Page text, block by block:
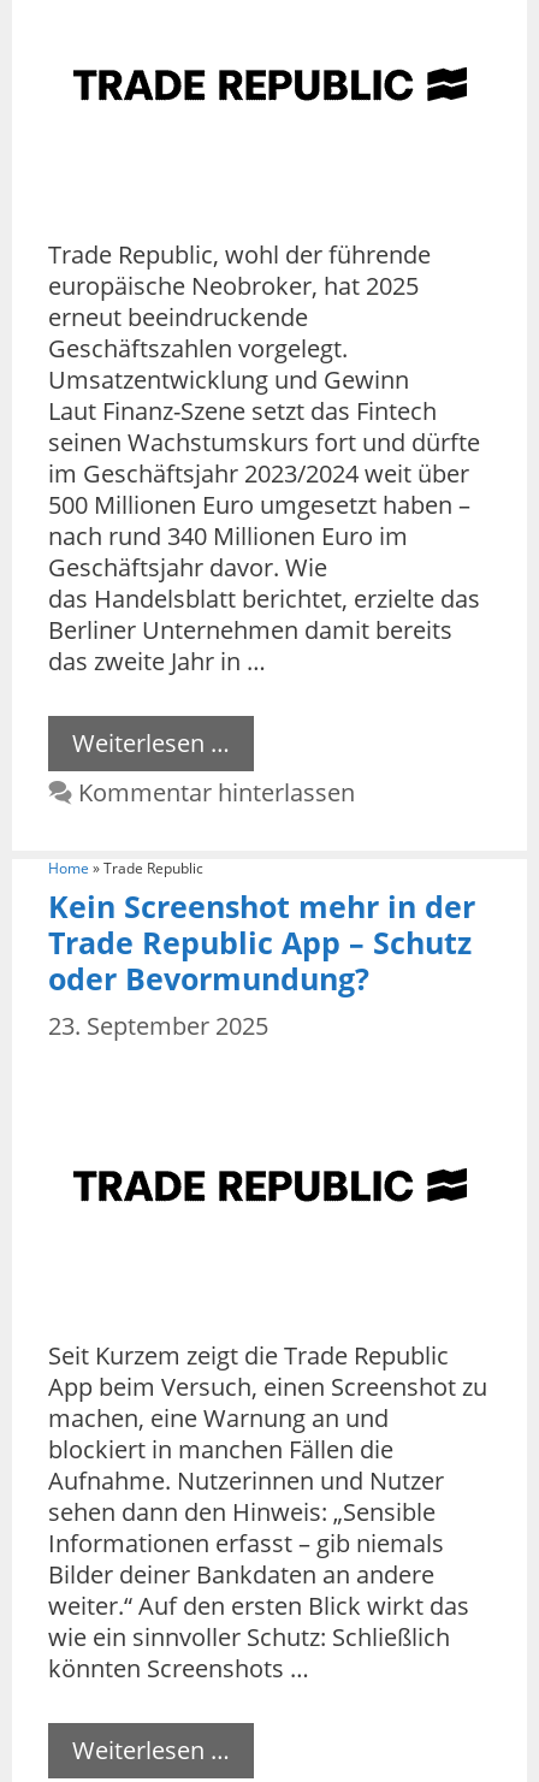
Trade Republic, wohl der führende
europäische Neobroker, hat 2025
erneut beeindruckende
Geschäftszahlen vorgelegt.
Umsatzentwicklung und Gewinn
Laut Finanz-Szene setzt das Fintech
seinen Wachstumskurs fort und dürfte
im Geschäftsjahr 2023/2024 weit über
500 Millionen Euro umgesetzt haben –
nach rund 340 Millionen Euro im
Geschäftsjahr davor. Wie
das Handelsblatt berichtet, erzielte das
Berliner Unternehmen damit bereits
das zweite Jahr in …
Weiterlesen …
Kommentar hinterlassen
Home »Trade Republic
Kein Screenshot mehr in der
Trade Republic App – Schutz
oder Bevormundung?
23. September 2025
Seit Kurzem zeigt die Trade Republic
App beim Versuch, einen Screenshot zu
machen, eine Warnung an und
blockiert in manchen Fällen die
Aufnahme. Nutzerinnen und Nutzer
sehen dann den Hinweis: „Sensible
Informationen erfasst – gib niemals
Bilder deiner Bankdaten an andere
weiter.“ Auf den ersten Blick wirkt das
wie ein sinnvoller Schutz: Schließlich
könnten Screenshots …
Weiterlesen …